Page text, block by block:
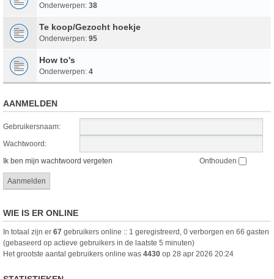
Onderwerpen: 38
Te koop/Gezocht hoekje
Onderwerpen: 95
How to's
Onderwerpen: 4
AANMELDEN
Gebruikersnaam:
Wachtwoord:
Ik ben mijn wachtwoord vergeten
Onthouden
WIE IS ER ONLINE
In totaal zijn er 67 gebruikers online :: 1 geregistreerd, 0 verborgen en 66 gasten
(gebaseerd op actieve gebruikers in de laatste 5 minuten)
Het grootste aantal gebruikers online was 4430 op 28 apr 2026 20:24